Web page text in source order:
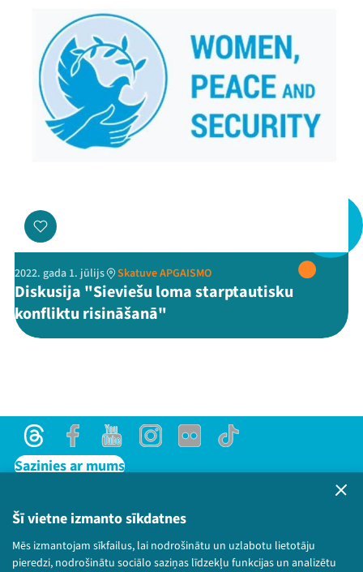
Šī vietne izmanto sīkdatnes
Mēs izmantojam sīkfailus, lai nodrošinātu un uzlabotu lietotāju
pieredzi, nodrošinātu sociālo saziņas līdzekļu funkcijas un analizētu
Veikals
Kontakti
ThreadsFacebookYoutube
X Instagram
Flick TikTok
2022. gada 1. jūlijs Skatuve APGAISMO
Diskusija "Sieviešu loma starptautisku
konfliktu risināšanā"
ThreadsFacebookYoutubeInstagram
Flick TikTok
Sazinies ar mums
Lietošanas noteikumi un sīkdatņu politika
Bērnu aizsardzības politika
© 2026 Sarunu festivāls LAMPA Visas tiesības